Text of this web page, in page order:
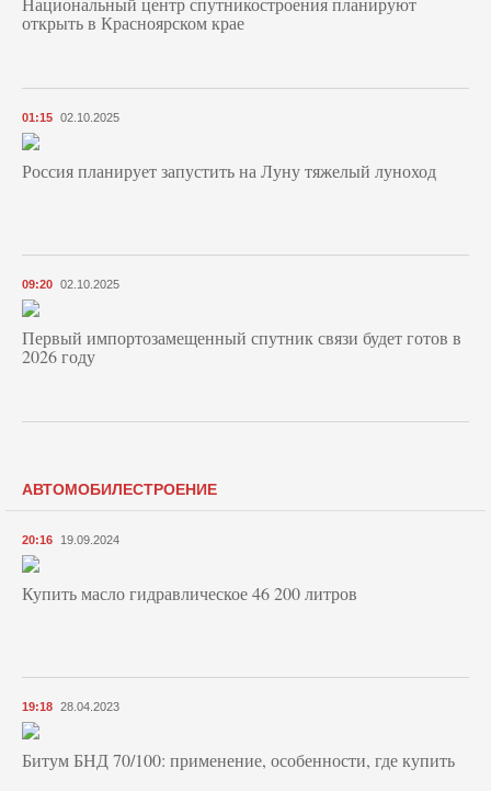
открыть в Красноярском крае
01:15 02.10.2025
Россия планирует запустить на Луну тяжелый луноход
09:20 02.10.2025
Первый импортозамещенный спутник связи будет готов в
2026 году
АВТОМОБИЛЕСТРОЕНИЕ
20:16 19.09.2024
Купить масло гидравлическое 46 200 литров
19:18 28.04.2023
Битум БНД 70/100: применение, особенности, где купить